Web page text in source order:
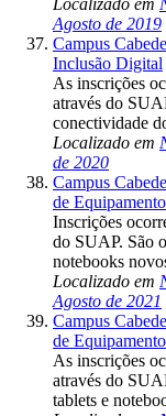
Localizado em
Agosto de 2019
Campus
Inclusão Digital
As inscrições
através do
conectividade
Localizado em
de 2020
Campus
de
Inscrições
do SUAP. São
notebooks
Localizado em
Agosto de 2021
Campus
de
As inscrições
através do
tablets e